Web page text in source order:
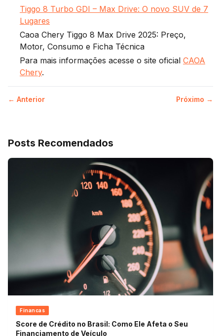
Tiggo 8 Turbo GDI – Max Drive: O novo SUV de 7
Lugares
Caoa Chery Tiggo 8 Max Drive 2025: Preço,
Motor, Consumo e Ficha Técnica
Para mais informações acesse o site oficial CAOA
Chery.
← Anterior Próximo →
Posts Recomendados
Financas
Score de Crédito no Brasil: Como Ele Afeta o Seu
Financiamento de Veículo